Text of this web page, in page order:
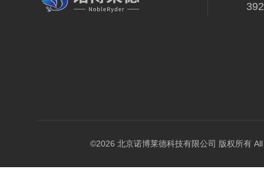
©2026 北京诺博莱德科技有限公司 版权所有